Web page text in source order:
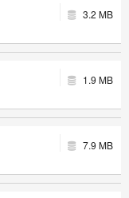
3.2 MB
1.9 MB
7.9 MB